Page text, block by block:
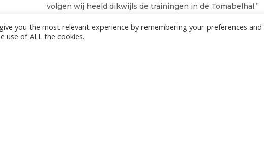
volgen wij heeld dikwijls de trainingen in de Tomabelhal.”
Het slotwoord is dan wel voor opa Johan.
you the most relevant experience by remembering your preferences
use of ALL the cookies.